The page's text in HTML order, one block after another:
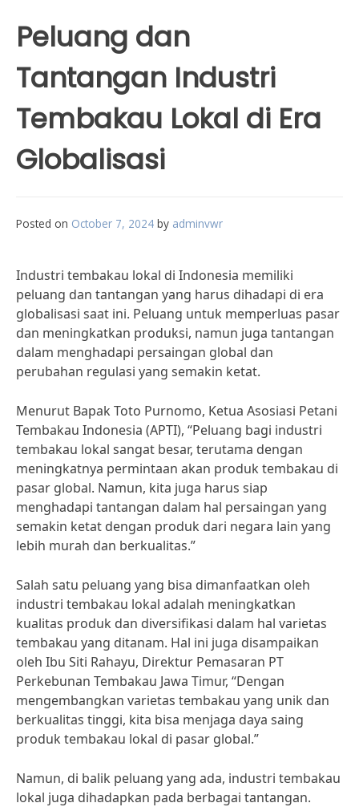
Peluang dan
Tantangan Industri
Tembakau Lokal di Era
Globalisasi
Posted on October 7, 2024 by adminvwr
Industri tembakau lokal di Indonesia memiliki
peluang dan tantangan yang harus dihadapi di era
globalisasi saat ini. Peluang untuk memperluas pasar
dan meningkatkan produksi, namun juga tantangan
dalam menghadapi persaingan global dan
perubahan regulasi yang semakin ketat.
Menurut Bapak Toto Purnomo, Ketua Asosiasi Petani
Tembakau Indonesia (APTI), “Peluang bagi industri
tembakau lokal sangat besar, terutama dengan
meningkatnya permintaan akan produk tembakau di
pasar global. Namun, kita juga harus siap
menghadapi tantangan dalam hal persaingan yang
semakin ketat dengan produk dari negara lain yang
lebih murah dan berkualitas.”
Salah satu peluang yang bisa dimanfaatkan oleh
industri tembakau lokal adalah meningkatkan
kualitas produk dan diversifikasi dalam hal varietas
tembakau yang ditanam. Hal ini juga disampaikan
oleh Ibu Siti Rahayu, Direktur Pemasaran PT
Perkebunan Tembakau Jawa Timur, “Dengan
mengembangkan varietas tembakau yang unik dan
berkualitas tinggi, kita bisa menjaga daya saing
produk tembakau lokal di pasar global.”
Namun, di balik peluang yang ada, industri tembakau
lokal juga dihadapkan pada berbagai tantangan.